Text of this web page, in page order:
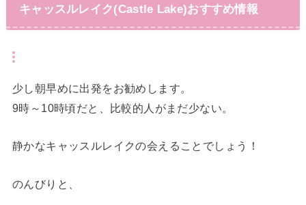
キャッスルレイク(Castle Lake)おすすめ情報
少し朝早めに出発をお勧めします。
9時～10時頃だと、比較的人がまだ少ない。
静かなキャッスルレイクの会えることでしょう！
のんびりと、